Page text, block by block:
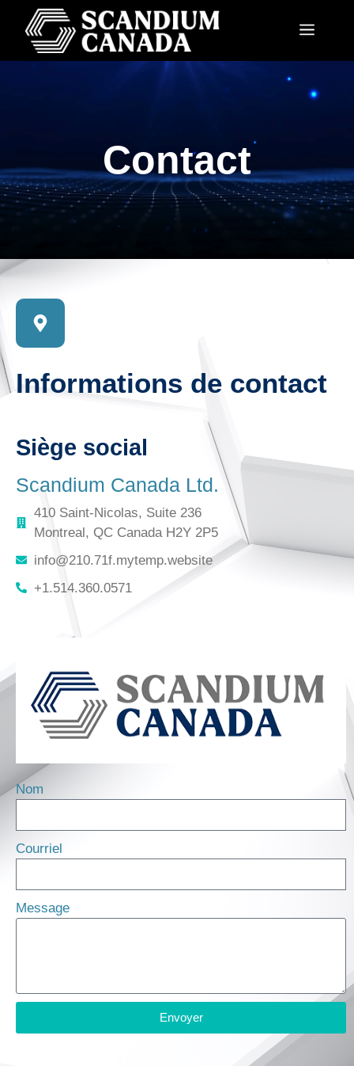
Contact
Informations de contact
Siège social
Scandium Canada Ltd.
410 Saint-Nicolas, Suite 236
Montreal, QC Canada H2Y 2P5
info@210.71f.mytemp.website
+1.514.360.0571
Nom
Courriel
Message
Envoyer